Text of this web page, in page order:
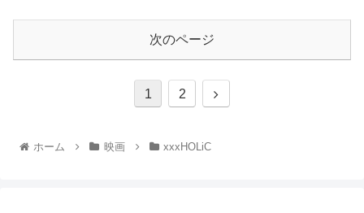
次のページ
1 2
ホーム 映画 xxxHOLiC